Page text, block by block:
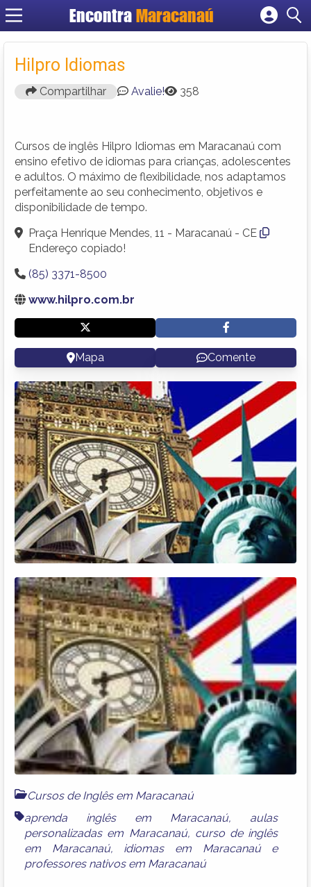
Encontra Maracanaú
Cadastrar empresa
Hilpro Idiomas
Compartilhar Avalie! 358
Cursos de inglês Hilpro Idiomas em Maracanaú com
ensino efetivo de idiomas para crianças, adolescentes
e adultos. O máximo de flexibilidade, nos adaptamos
perfeitamente ao seu conhecimento, objetivos e
disponibilidade de tempo.
Praça Henrique Mendes, 11 - Maracanaú - CE
Endereço copiado!
(85) 3371-8500
www.hilpro.com.br
Mapa Comente
Cursos de Inglês em Maracanaú
aprenda inglês em Maracanaú, aulas
personalizadas em Maracanaú, curso de inglês
em Maracanaú, idiomas em Maracanaúe
professores nativos em Maracanaú